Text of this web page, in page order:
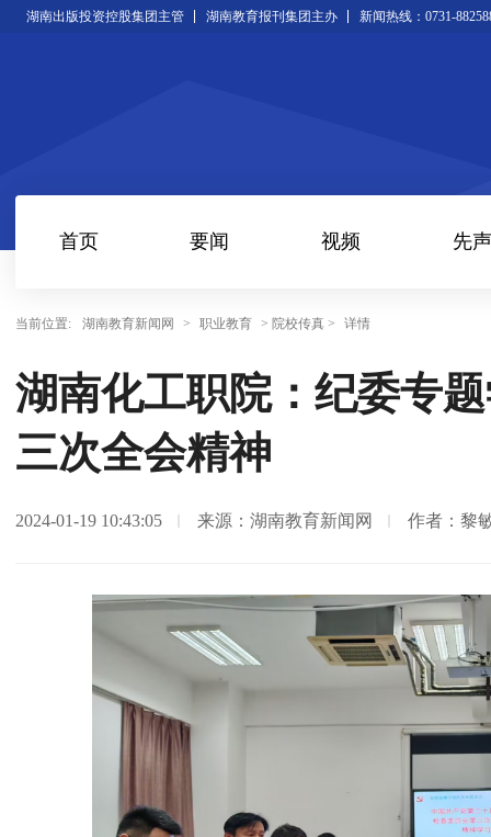
湖南出版投资控股集团主管 湖南教育报刊集团主办 新闻热线：0731-
首页 要闻 视频 先声
当前位置: 湖南教育新闻网 > 职业教育 > 院校传真 > 详情
湖南化工职院：纪委专
三次全会精神
2024-01-19 10:43:05 来源：湖南教育新闻网 作者：黎